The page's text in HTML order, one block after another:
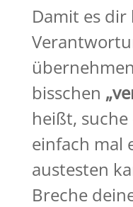
Damit es
bisschen
heißt, suche
einfach mal
austesten
Breche